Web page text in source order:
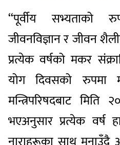
‘‘पूर्वीय सभ्यताको
जीवनविज्ञान र जीवन
प्रत्येक वर्षको मकर
योग दिवसको रुपमा
मन्त्रिपरिषदबाट मिति
भएअनुसार प्रत्येक वर्ष